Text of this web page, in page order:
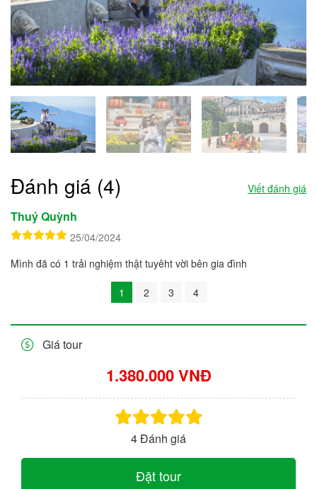
Đánh giá (4) Viết đánh giá
Thuý Quỳnh
25/04/2024
Mình đã có 1 trải nghiệm thật tuyêht vời bên gia đình
1 2 3 4
Giá tour
1.380.000 VNĐ
4 Đánh giá
Đặt tour